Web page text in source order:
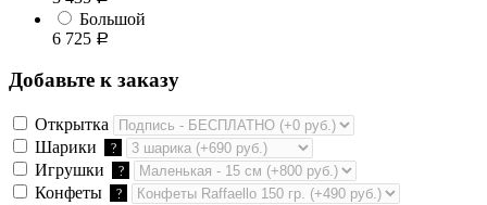
Большой
6 725 Р
Добавьте к заказу
Открытка
Шарики
?
Игрушки ?
Конфеты ?